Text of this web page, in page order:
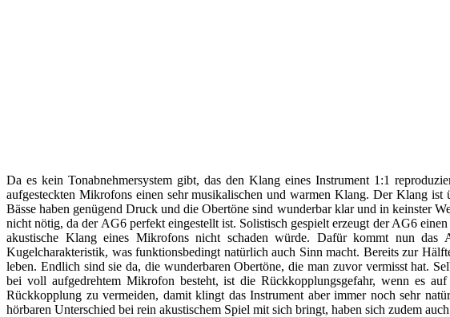
Da es kein Tonabnehmersystem gibt, das den Klang eines Instrument 1:1
aufgesteckten Mikrofons einen sehr musikalischen und warmen Klang. Der Klang
Bässe haben genügend Druck und die Obertöne sind wunderbar klar und in keinster
nicht nötig, da der AG6 perfekt eingestellt ist. Solistisch gespielt erzeugt der AG6
akustische Klang eines Mikrofons nicht schaden würde. Dafür kommt nun
Kugelcharakteristik, was funktionsbedingt natürlich auch Sinn macht. Bereits zur
leben. Endlich sind sie da, die wunderbaren Obertöne, die man zuvor vermisst hat.
bei voll aufgedrehtem Mikrofon besteht, ist die Rückkopplungsgefahr, wenn es
Rückkopplung zu vermeiden, damit klingt das Instrument aber immer noch sehr
hörbaren Unterschied bei rein akustischem Spiel mit sich bringt, haben sich zudem